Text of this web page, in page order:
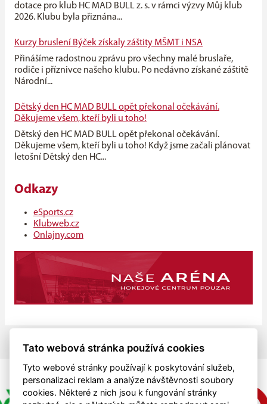
dotace pro klub HC MAD BULL z. s. v rámci výzvy Můj klub
2026. Klubu byla přiznána...
Kurzy bruslení Býček získaly záštity MŠMT i NSA
Přinášíme radostnou zprávu pro všechny malé bruslaře,
rodiče i příznivce našeho klubu. Po nedávno získané záštitě
Národní...
Dětský den HC MAD BULL opět překonal očekávání.
Děkujeme všem, kteří byli u toho!
Dětský den HC MAD BULL opět překonal očekávání.
Děkujeme všem, kteří byli u toho! Když jsme začali plánovat
letošní Dětský den HC...
Odkazy
eSports.cz
Klubweb.cz
Onlajny.com
Tato webová stránka používá cookies
Tyto webové stránky používají k poskytování služeb,
personalizaci reklam a analýze návštěvnosti soubory
cookies. Některé z nich jsou k fungování stránky